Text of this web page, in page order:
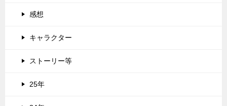
感想
キャラクター
ストーリー等
25年